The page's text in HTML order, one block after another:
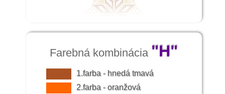
Farebná kombinácia "H"
1.farba - hnedá tmavá
2.farba - oranžová